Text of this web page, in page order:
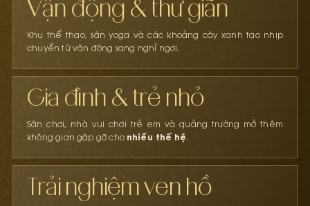
Vận động & thư giãn
Khu thể thao, sân yoga và các khoảng cây xanh tạo nhịp
chuyển từ vận động sang nghỉ ngơi.
Gia đình & trẻ nhỏ
Sân chơi, nhà vui chơi trẻ em và quảng trường mở thêm
không gian gặp gỡ cho nhiều thế hệ.
Trải nghiệm ven hồ